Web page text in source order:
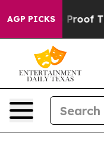
AGP PICKS
Offers no Proof